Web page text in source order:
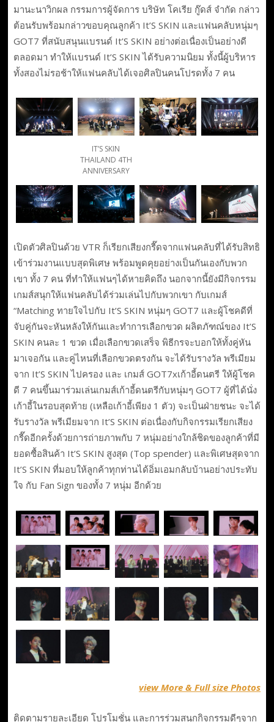
มานะนาวิกผล กรรมการผู้จัดการ บริษัท โคเรีย กู๊ดส์ จำกัด กล่าว
ต้อนรับพร้อมกล่าวขอบคุณลูกค้า It’S SKIN และแฟนคลับหนุ่มๆ
GOT7 ที่สนับสนุนแบรนด์ It’S SKIN อย่างต่อเนื่องเป็นอย่างดี
ตลอดมา ทำให้แบรนด์ It’S SKIN ได้รับความนิยม ทั้งนี้ผู้บริหาร
ทั้งสองไม่รอช้าให้แฟนคลับได้เจอศิลปินคนโปรดทั้ง 7 คน
IT’S SKIN
THAILAND 4TH
ANNIVERSARY
เปิดตัวศิลปินด้วย VTR ก็เรียกเสียงกรี๊ดจากแฟนคลับที่ได้รับสิทธิ
เข้าร่วมงานแบบสุดพิเศษ พร้อมพูดคุยอย่างเป็นกันเองกับพวก
เขา ทั้ง 7 คน ที่ทำให้แฟนๆได้หายคิดถึง นอกจากนี้ยังมีกิจกรรม
เกมส์สนุกให้แฟนคลับได้ร่วมเล่นไปกับพวกเขา กับเกมส์
“Matching ทายใจไปกับ It’S SKIN หนุ่มๆ GOT7 และผู้โชคดีที่
จับคู่กันจะหันหลังให้กันและทำการเลือกขวด ผลิตภัฑณ์ของ It’S
SKIN คนละ 1 ขวด เมื่อเลือกขวดเสร็จ พิธีกรจะบอกให้ทั้งคู่หัน
มาเจอกัน และคู่ไหนที่เลือกขวดตรงกัน จะได้รับรางวัล พรีเมียม
จาก It’S SKIN ไปครอง และ เกมส์ GOT7xเก้าอี้ดนตรี ให้ผู้โชค
ดี 7 คนขึ้นมาร่วมเล่นเกมส์เก้าอี้ดนตรีกับหนุ่มๆ GOT7 ผู้ที่ได้นั่ง
เก้าอี้ในรอบสุดท้าย (เหลือเก้าอี้เพียง 1 ตัว) จะเป็นฝ่ายชนะ จะได้
รับรางวัล พรีเมียมจาก It’S SKIN ต่อเนื่องกับกิจกรรมเรียกเสียง
กรี๊ดอีกครั้งด้วยการถ่ายภาพกับ 7 หนุ่มอย่างใกล้ชิดของลูกค้าที่มี
ยอดซื้อสินค้า It’S SKIN สูงสุด (Top spender) และพิเศษสุดจาก
It’S SKIN ที่มอบให้ลูกค้าทุกท่านได้อิ่มเอมกลับบ้านอย่างประทับ
ใจ กับ Fan Sign ของทั้ง 7 หนุ่ม อีกด้วย
view More & Full size Photos
ติดตามรายละเอียด โปรโมชั่น และการร่วมสนุกกิจกรรมดีๆจาก